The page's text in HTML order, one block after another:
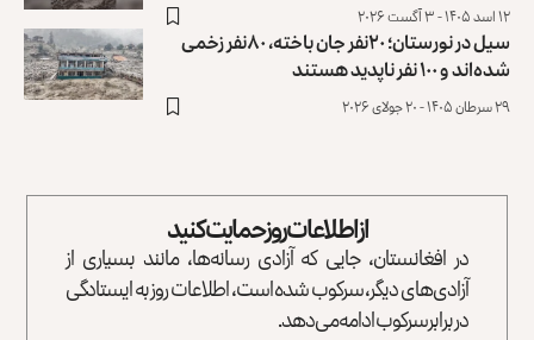
۱۲ اسد ۱۴۰۵ - ۳ آگست ۲۰۲۶
سیل در نورستان؛ ۲۰نفر جان باخته، ۸۰نفر زخمی
شده‌اند و ۱۰۰ نفر ناپدید هستند
۲۹ سرطان ۱۴۰۵ - ۲۰ جولای ۲۰۲۶
از اطلاعات روز حمایت کنید
در افغانستان، جایی که آزادی رسانه‌ها، مانند بسیاری از
آزادی‌های دیگر، سرکوب شده است، اطلاعات روز به ایستادگی
در برابر سرکوب ادامه می‌دهد.